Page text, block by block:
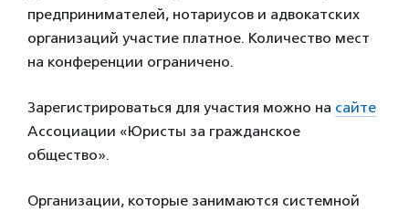
предпринимателей, нотариусов и адвокатских
организаций участие платное. Количество мест
на конференции ограничено.
Зарегистрироваться для участия можно на сайте
Ассоциации «Юристы за гражданское
общество».
Организации, которые занимаются системной